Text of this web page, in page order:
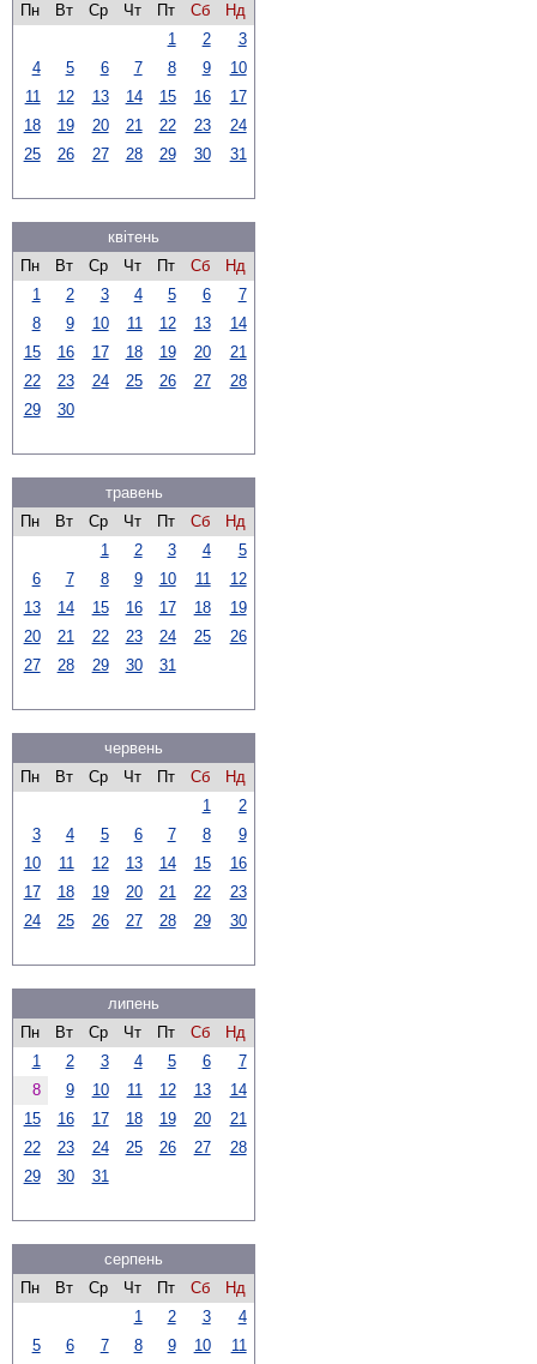
Пн
Вт Ср Чт Пт Сб
Нд
1
2
3
4
5 6 7 8 9
10
11
12 13 14 15 16
17
18
19 20 21 22 23
24
25
26 27 28 29 30 31
квітень
Пн
Вт Ср Чт Пт Сб
Нд
1
2 3 4 5 6
7
8
9 10 11 12 13
14
15
16 17 18 19 20
21
22
23 24 25 26 27
28
29
30
травень
Пн
Вт Ср Чт Пт Сб
Нд
1
2 3 4
5
6
7 8 9 10 11
12
13
14 15 16 17 18
19
20
21 22 23 24 25
26
27
28 29 30 31
червень
Пн
Вт Ср Чт Пт Сб
Нд
1
2
3
4 5 6 7 8
9
10
11 12 13 14 15
16
17
18 19 20 21 22
23
24
25 26 27 28 29 30
липень
Пн
Вт Ср Чт Пт Сб
Нд
1
2 3 4 5 6
7
8
9 10 11 12 13
14
15
16 17 18 19 20
21
22
23 24 25 26 27
28
29
30 31
серпень
Пн
Вт Ср Чт Пт Сб
Нд
1
2 3
4
5
6 7 8 9 10 11